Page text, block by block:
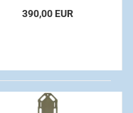
390,00 EUR